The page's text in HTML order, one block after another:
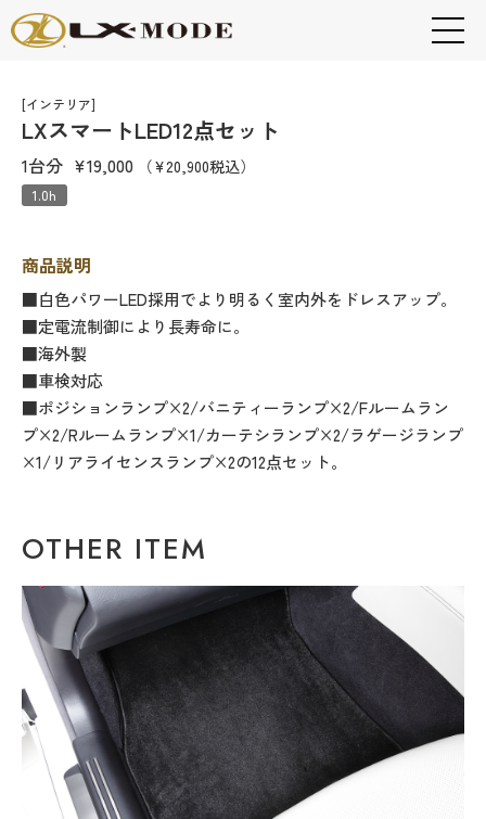
[インテリア]
LXスマートLED12点セット
1台分 ¥19,000 （¥20,900税込）
1.0h
商品説明
■白色パワーLED採用でより明るく室内外をドレスアップ。
■定電流制御により長寿命に。
■海外製
■車検対応
■ポジションランプ×2/バニティーランプ×2/Fルームラン
プ×2/Rルームランプ×1/カーテシランプ×2/ラゲージランプ
×1/リアライセンスランプ×2の12点セット。
OTHER ITEM